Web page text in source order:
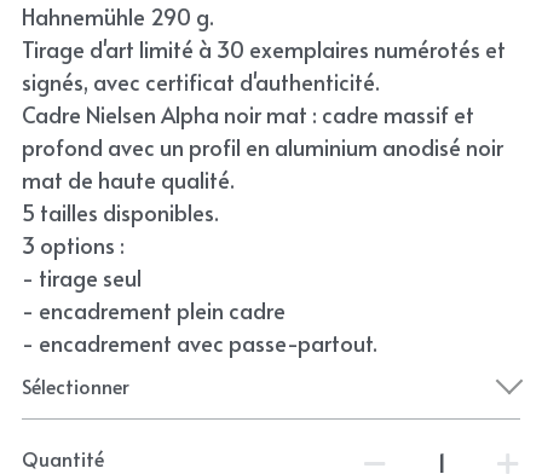
Hahnemühle 290 g.
Tirage d'art limité à 30 exemplaires numérotés et
signés, avec certificat d'authenticité.
Cadre Nielsen Alpha noir mat : cadre massif et
profond avec un profil en aluminium anodisé noir
mat de haute qualité.
5 tailles disponibles.
3 options :
- tirage seul
- encadrement plein cadre
- encadrement avec passe-partout.
Sélectionner
Quantité